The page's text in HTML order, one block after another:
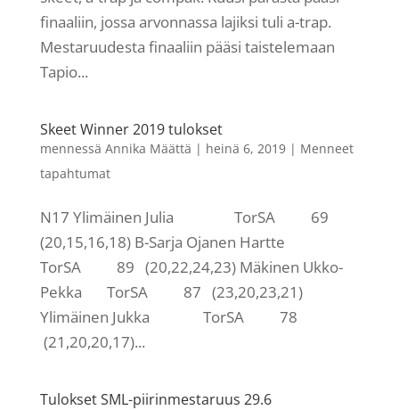
finaaliin, jossa arvonnassa lajiksi tuli a-trap.
Mestaruudesta finaaliin pääsi taistelemaan
Tapio...
Skeet Winner 2019 tulokset
mennessä Annika Määttä | heinä 6, 2019| Menneet
tapahtumat
N17 Ylimäinen Julia TorSA 69
(20,15,16,18) B-Sarja Ojanen Hartte
TorSA 89 (20,22,24,23) Mäkinen Ukko-
Pekka TorSA 87 (23,20,23,21)
Ylimäinen Jukka TorSA 78
(21,20,20,17)...
Tulokset SML-piirinmestaruus 29.6